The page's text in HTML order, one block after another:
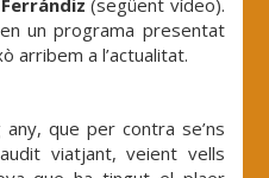
(següent vídeo).
un programa presentat
arribem a l’actualitat.
que per contra se’ns
viatjant, veient vells